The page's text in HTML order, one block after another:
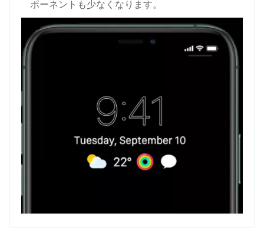
ポーネントも少なくなります。